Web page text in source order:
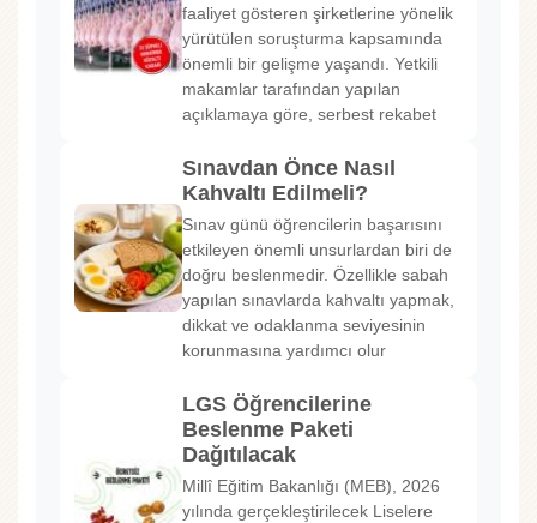
faaliyet gösteren şirketlerine yönelik
yürütülen soruşturma kapsamında
önemli bir gelişme yaşandı. Yetkili
makamlar tarafından yapılan
açıklamaya göre, serbest rekabet
Sınavdan Önce Nasıl
Kahvaltı Edilmeli?
Sınav günü öğrencilerin başarısını
etkileyen önemli unsurlardan biri de
doğru beslenmedir. Özellikle sabah
yapılan sınavlarda kahvaltı yapmak,
dikkat ve odaklanma seviyesinin
korunmasına yardımcı olur
LGS Öğrencilerine
Beslenme Paketi
Dağıtılacak
Millî Eğitim Bakanlığı (MEB), 2026
yılında gerçekleştirilecek Liselere